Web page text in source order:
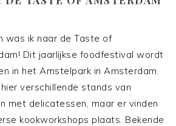
was ik naar de Taste of
Dit jaarlijkse foodfestival wordt
in het Amstelpark in Amsterdam.
hier verschillende stands van
met delicatessen, maar er vinden
kookworkshops plaats. Bekende